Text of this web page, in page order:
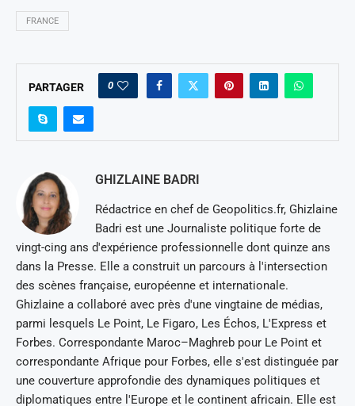
FRANCE
PARTAGER 0
GHIZLAINE BADRI
Rédactrice en chef de Geopolitics.fr, Ghizlaine
Badri est une Journaliste politique forte de
vingt-cing ans d'expérience professionnelle dont quinze ans
dans la Presse. Elle a construit un parcours à l'intersection
des scènes française, européenne et internationale.
Ghizlaine a collaboré avec près d'une vingtaine de médias,
parmi lesquels Le Point, Le Figaro, Les Échos, L'Express et
Forbes. Correspondante Maroc–Maghreb pour Le Point et
correspondante Afrique pour Forbes, elle s'est distinguée par
une couverture approfondie des dynamiques politiques et
diplomatiques entre l'Europe et le continent africain. Elle est